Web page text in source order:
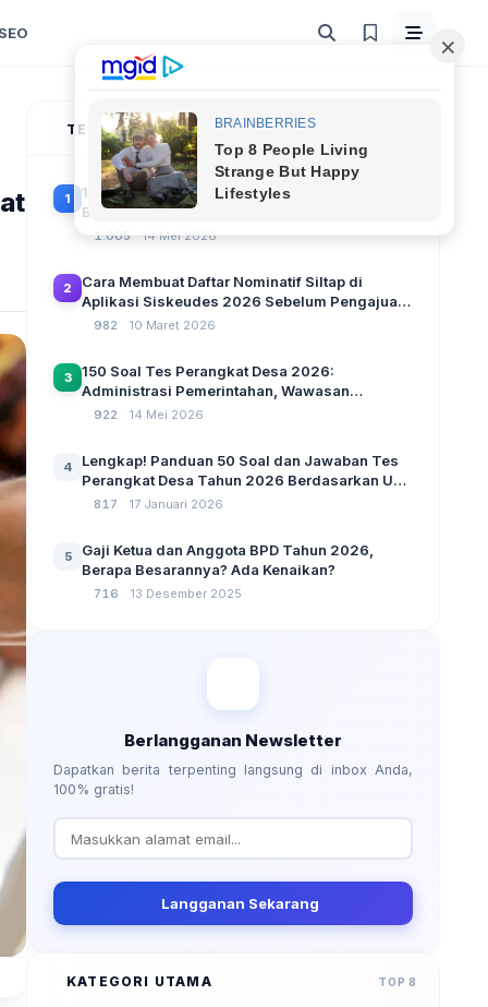
TERPOPULER
1
100 Soal Tes Perangkat Desa Terbaru 2026
Beserta Kunci Jawaban: Latihan CAT Berbasis
1.005 14 Mei 2026
2
Cara Membuat Daftar Nominatif Siltap di
Aplikasi Siskeudes 2026 Sebelum Pengajuan
SPP Pencairan Dana Desa
982 10 Maret 2026
3
150 Soal Tes Perangkat Desa 2026:
Administrasi Pemerintahan, Wawasan
Kebangsaan, dan Komputer Beserta Jawaban
922 14 Mei 2026
4
Lengkap! Panduan 50 Soal dan Jawaban Tes
Perangkat Desa Tahun 2026 Berdasarkan UU
No 3 Tahun 2024
817 17 Januari 2026
5
Gaji Ketua dan Anggota BPD Tahun 2026,
Berapa Besarannya? Ada Kenaikan?
716 13 Desember 2025
Berlangganan Newsletter
Dapatkan berita terpenting langsung di inbox Anda,
100% gratis!
Langganan Sekarang
KATEGORI UTAMA TOP 8